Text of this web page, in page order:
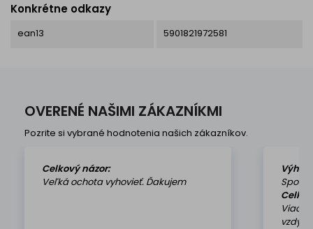
Konkrétne odkazy
ean13 5901821972581
OVERENÉ NAŠIMI ZÁKAZNÍKMI
Pozrite si vybrané hodnotenia našich zákazníkov.
Celkový názor:
Veľká ochota vyhovieť. Ďakujem
vzdy k